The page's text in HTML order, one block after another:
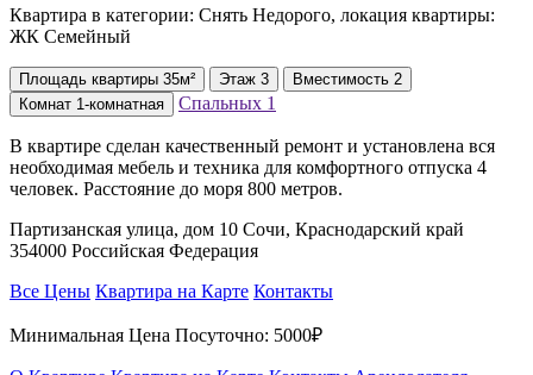
Квартира в категории: Снять Недорого, локация квартиры:
ЖК Семейный
Площадь квартиры 35м² Этаж 3 Вместимость 2
Комнат 1-комнатная Спальных 1
В квартире сделан качественный ремонт и установлена вся
необходимая мебель и техника для комфортного отпуска 4
человек. Расстояние до моря 800 метров.
Партизанская улица, дом 10 Сочи, Краснодарский край
354000 Российская Федерация
Все Цены Квартира на Карте Контакты
Минимальная Цена Посуточно: 5000₽